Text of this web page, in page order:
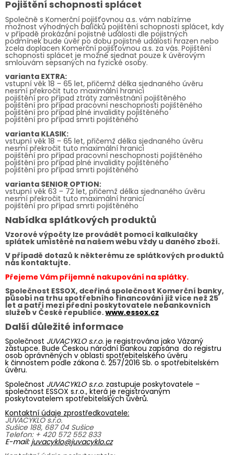
Pojištění schopnosti splácet
Společně s Komerční pojišťovnou a.s. vám nabízíme
možnost výhodných balíčků pojištění schopnosti splácet, kdy
v případě prokázání pojistné události dle pojistných
podmínek bude úvěr po dobu pojistné události hrazen nebo
zcela doplacen Komerční pojišťovnou a.s. za vás. Pojištění
schopnosti splácet je možné sjednat pouze k úvěrovým
smlouvám sepsaných na fyzické osoby.
varianta EXTRA:
vstupní věk 18 – 65 let, přičemž délka sjednaného úvěru
nesmí překročit tuto maximální hranici
pojištění pro případ ztráty zaměstnání pojištěného
pojištění pro případ pracovní neschopnosti pojištěného
pojištění pro případ plné invalidity pojištěného
pojištění pro případ smrti pojištěného
varianta KLASIK:
vstupní věk 18 – 65 let, přičemž délka sjednaného úvěru
nesmí překročit tuto maximální hranici
pojištění pro případ pracovní neschopnosti pojištěného
pojištění pro případ plné invalidity pojištěného
pojištění pro případ smrti pojištěného
varianta SENIOR OPTION:
vstupní věk 63 – 72 let, přičemž délka sjednaného úvěru
nesmí překročit tuto maximální hranici
pojištění pro případ smrti pojištěného
Nabídka splátkových produktů
Vzorové výpočty lze provádět pomocí kalkulačky
splátek umístěné na našem webu vždy u daného zboží.
V případě dotazů k některému ze splátkových produktů
nás kontaktujte.
Přejeme Vám příjemné nakupování na splátky.
Společnost ESSOX, dceřiná společnost Komerční banky,
působí na trhu spotřebního financování již více než 25
let a patří mezi přední poskytovatele nebankovních
služeb v České republice.www.essox.cz
Další důležité informace
Společnost JUVACYKLO s.r.o. je registrována jako Vázaný
zástupce. Bude Českou národní bankou zapsána do registru
osob oprávněných v oblasti spotřebitelského úvěru
k činnostem podle zákona č. 257/2016 Sb. o spotřebitelském
úvěru.
Společnost JUVACYKLO s.r.o. zastupuje poskytovatele –
společnost ESSOX s.r.o., která je registrovaným
poskytovatelem spotřebitelských úvěrů.
Kontaktní údaje zprostředkovatele:
JUVACYKLO s.r.o.
Sušice 188, 687 04 Sušice
Telefon: + 420 572 552 833
E-mail: juvacyklo@juvacyklo.cz